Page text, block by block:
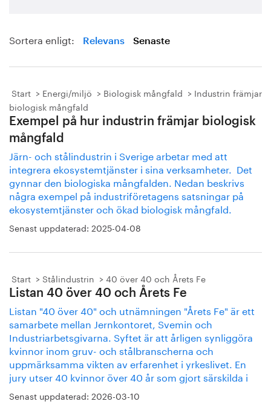
Sortera enligt: Relevans Senaste
Start Energi/miljö Biologisk mångfald
Industrin främjar
biologisk mångfald
Exempel på hur industrin främjar biologisk
mångfald
Järn- och stålindustrin i Sverige arbetar med att
integrera ekosystemtjänster i sina verksamheter. Det
gynnar den biologiska mångfalden. Nedan beskrivs
några exempel på industriföretagens satsningar på
ekosystemtjänster och ökad biologisk mångfald.
Senast uppdaterad: 2025-04-08
Start Stålindustrin 40 över 40 och Årets Fe
Listan 40 över 40 och Årets Fe
Listan "40 över 40" och utnämningen "Årets Fe" är ett
samarbete mellan Jernkontoret, Svemin och
Industriarbetsgivarna. Syftet är att årligen synliggöra
kvinnor inom gruv- och stålbranscherna och
uppmärksamma vikten av erfarenhet i yrkeslivet. En
jury utser 40 kvinnor över 40 år som gjort särskilda i
Senast uppdaterad: 2026-03-10